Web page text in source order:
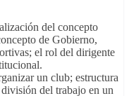
del concepto
de Gobierno,
el rol del dirigente
un club; estructura
del trabajo en un